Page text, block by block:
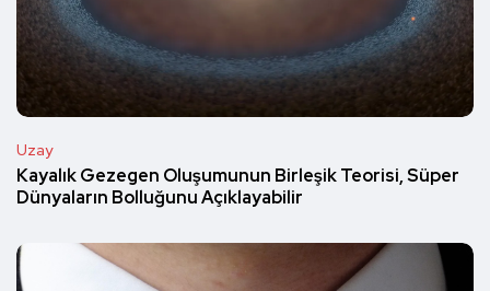
Uzay
Kayalık Gezegen Oluşumunun Birleşik Teorisi, Süper
Dünyaların Bolluğunu Açıklayabilir